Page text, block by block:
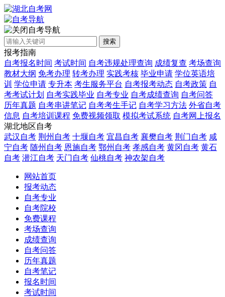
自考导航
搜索
报考指南
自考报名时间 考试时间 自考违规处理查询 成绩复查 考场查询
教材大纲 免考办理 转考办理 实践考核 毕业申请 学位英语培
训 学位申请 专升本 考生服务平台 自考报考动态 自考政策 自
考考试计划 自考实践毕业 自考专业 自考成绩查询 自考问答
历年真题 自考串讲笔记 自考考生手记 自考学习方法 外省自考
信息 自考培训课程 免费视频领取 模拟考试系统 自考网上报名
湖北地区自考
武汉自考 荆州自考 十堰自考 宜昌自考 襄樊自考 荆门自考 咸
宁自考 随州自考 恩施自考 鄂州自考 孝感自考 黄冈自考 黄石
自考 潜江自考 天门自考 仙桃自考 神农架自考
网站首页
报考动态
自考专业
自考院校
免费课程
考场查询
成绩查询
自考问答
历年真题
自考笔记
报名时间
考试时间